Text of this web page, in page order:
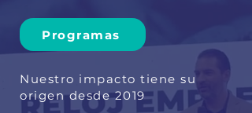
Programas
Nuestro impacto tiene su
origen desde 2019